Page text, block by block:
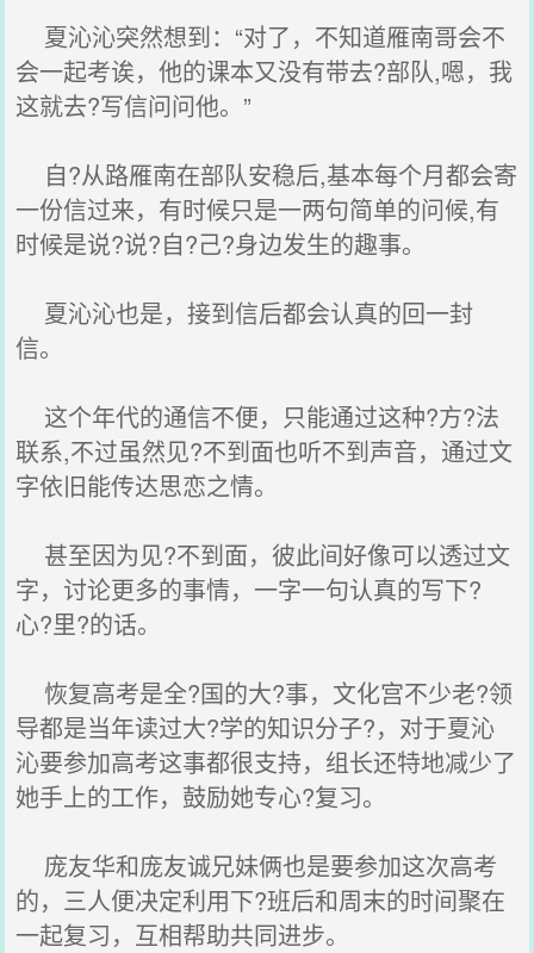
夏沁沁突然想到：“对了，不知道雁南哥会不
会一起考诶，他的课本又没有带去?部队,嗯，我
这就去?写信问问他。”
自?从路雁南在部队安稳后,基本每个月都会寄
一份信过来，有时候只是一两句简单的问候,有
时候是说?说?自?己?身边发生的趣事。
夏沁沁也是，接到信后都会认真的回一封
信。
这个年代的通信不便，只能通过这种?方?法
联系,不过虽然见?不到面也听不到声音，通过文
字依旧能传达思恋之情。
甚至因为见?不到面，彼此间好像可以透过文
字，讨论更多的事情，一字一句认真的写下?
心?里?的话。
恢复高考是全?国的大?事，文化宫不少老?领
导都是当年读过大?学的知识分子?，对于夏沁
沁要参加高考这事都很支持，组长还特地减少了
她手上的工作，鼓励她专心?复习。
庞友华和庞友诚兄妹俩也是要参加这次高考
的，三人便决定利用下?班后和周末的时间聚在
一起复习，互相帮助共同进步。